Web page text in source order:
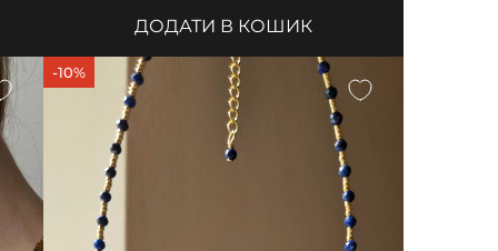
ДОДАТИ В КОШИК
-10%